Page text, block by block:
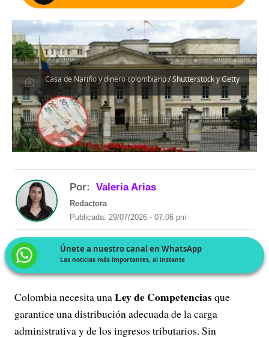
Casa de Nariño y dinero colombiano / Shutterstock y Getty
Por: Valeria Arias
Redactora
Publicada: 29/07/2026 - 07:06 pm
Únete a nuestro canal en WhatsApp
Las noticias más importantes, al instante
Colombia necesita unaLey de Competenciasque
garantice una distribución adecuada de la carga
administrativa y de los ingresos tributarios. Sin